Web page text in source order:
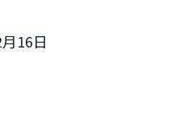
16日